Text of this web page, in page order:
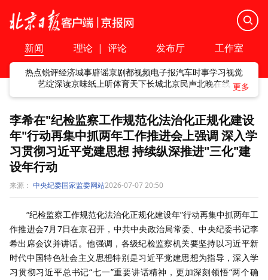
新闻 理论 | 评论 发布厅 工作室
热点锐评经济城事辟谣京剧都视频电子报汽车时事学习视觉
艺绽深读京味纸上听体育天下长城北京民声北晚在线
李希在"纪检监察工作规范化法治化正规化建设
年"行动再集中抓两年工作推进会上强调 深入学
习贯彻习近平党建思想 持续纵深推进"三化"建
设年行动
来源： 中央纪委国家监委网站2026-07-07 20:50
“纪检监察工作规范化法治化正规化建设年”行动再集中抓两年工
作推进会7月7日在京召开，中共中央政治局常委、中央纪委书记李
希出席会议并讲话。他强调，各级纪检监察机关要坚持以习近平新
时代中国特色社会主义思想特别是习近平党建思想为指导，深入学
习贯彻习近平总书记“七一”重要讲话精神，更加深刻领悟“两个确